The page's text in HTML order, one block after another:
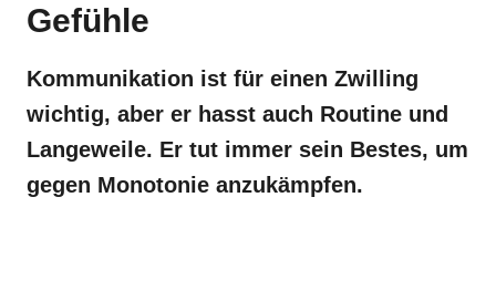
Gefühle
Kommunikation ist für einen Zwilling
wichtig, aber er hasst auch Routine und
Langeweile. Er tut immer sein Bestes, um
gegen Monotonie anzukämpfen.